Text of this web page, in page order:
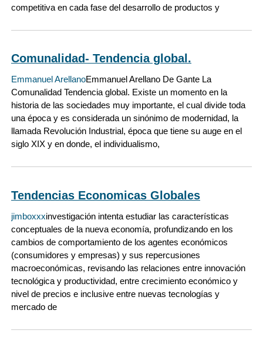
competitiva en cada fase del desarrollo de productos y
Comunalidad- Tendencia global.
Emmanuel ArellanoEmmanuel Arellano De Gante La
Comunalidad Tendencia global. Existe un momento en la
historia de las sociedades muy importante, el cual divide toda
una época y es considerada un sinónimo de modernidad, la
llamada Revolución Industrial, época que tiene su auge en el
siglo XIX y en donde, el individualismo,
Tendencias Economicas Globales
jimboxxxinvestigación intenta estudiar las características
conceptuales de la nueva economía, profundizando en los
cambios de comportamiento de los agentes económicos
(consumidores y empresas) y sus repercusiones
macroeconómicas, revisando las relaciones entre innovación
tecnológica y productividad, entre crecimiento económico y
nivel de precios e inclusive entre nuevas tecnologías y
mercado de